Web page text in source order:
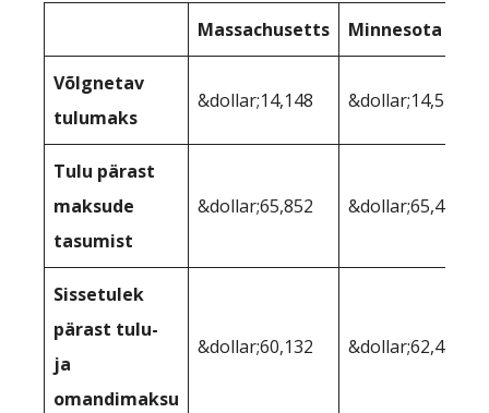
Massachusetts Minnesota
Võlgnetav
tulumaks
&dollar;14,148 &dollar;14,523
Tulu pärast
maksude
tasumist
&dollar;65,852 &dollar;65,477
Sissetulek
pärast tulu-
ja
omandimaksu
&dollar;60,132 &dollar;62,450